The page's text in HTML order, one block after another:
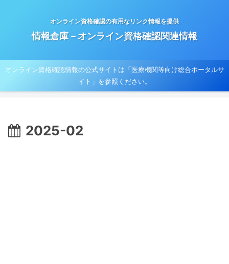
オンライン資格確認の有用なリンク情報を提供
情報倉庫－オンライン資格確認関連情報
オンライン資格確認情報の公式サイトは「医療機関等向け総合ポータルサ
イト」を参照ください。
2025-02